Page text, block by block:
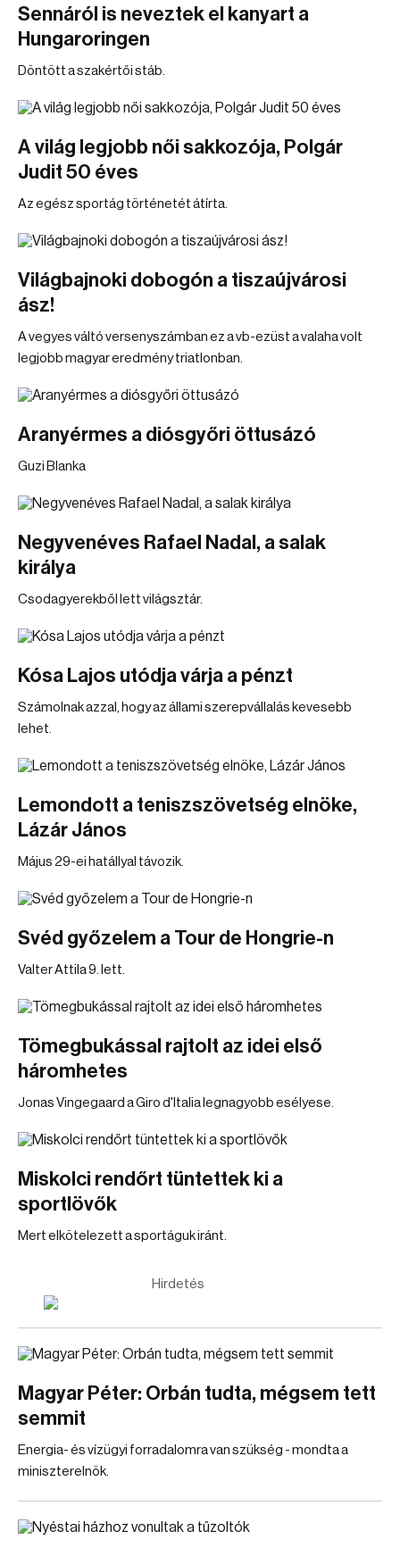
Sennáról is neveztek el kanyart a
Hungaroringen
Döntött a szakértői stáb.
A világ legjobb női sakkozója, Polgár
Judit 50 éves
Az egész sportág történetét átírta.
Világbajnoki dobogón a tiszaújvárosi
ász!
A vegyes váltó versenyszámban ez a vb-ezüst a valaha volt
legjobb magyar eredmény triatlonban.
Aranyérmes a diósgyőri öttusázó
Guzi Blanka
Negyvenéves Rafael Nadal, a salak
királya
Csodagyerekből lett világsztár.
Kósa Lajos utódja várja a pénzt
Számolnak azzal, hogy az állami szerepvállalás kevesebb
lehet.
Lemondott a teniszszövetség elnöke,
Lázár János
Május 29-ei hatállyal távozik.
Svéd győzelem a Tour de Hongrie-n
Valter Attila 9. lett.
Tömegbukással rajtolt az idei első
háromhetes
Jonas Vingegaard a Giro d'Italia legnagyobb esélyese.
Miskolci rendőrt tüntettek ki a
sportlövők
Mert elkötelezett a sportáguk iránt.
Hirdetés
Magyar Péter: Orbán tudta, mégsem tett
semmit
Energia- és vízügyi forradalomra van szükség - mondta a
miniszterelnök.